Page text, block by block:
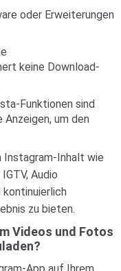
oder Erweiterungen
keine Download-
Funktionen sind
um den
Instagram-Inhalt wie
Audio
zu bieten.
Videos und Fotos